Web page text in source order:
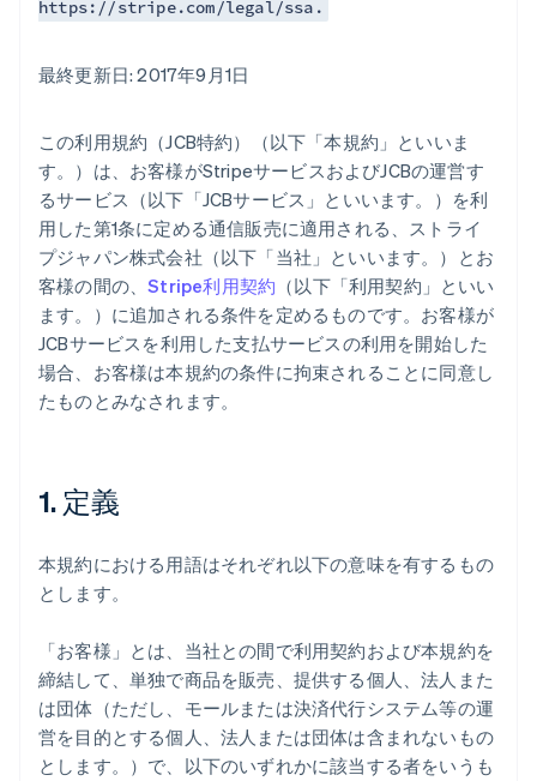
https://stripe.com/legal/ssa.
最終更新日: 2017年9月1日
この利用規約（JCB特約）（以下「本規約」といいま
す。）は、お客様がStripeサービスおよびJCBの運営す
るサービス（以下「JCBサービス」といいます。）を利
用した第1条に定める通信販売に適用される、ストライ
プジャパン株式会社（以下「当社」といいます。）とお
客様の間の、Stripe利用契約 （以下「利用契約」といい
ます。）に追加される条件を定めるものです。お客様が
JCBサービスを利用した支払サービスの利用を開始した
場合、お客様は本規約の条件に拘束されることに同意し
たものとみなされます。
1. 定義
本規約における用語はそれぞれ以下の意味を有するもの
とします。
「お客様」とは、当社との間で利用契約および本規約を
締結して、単独で商品を販売、提供する個人、法人また
は団体（ただし、モールまたは決済代行システム等の運
営を目的とする個人、法人または団体は含まれないもの
とします。）で、以下のいずれかに該当する者をいうも